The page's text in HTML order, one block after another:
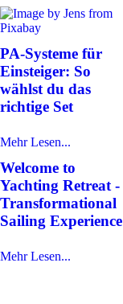
PA-Systeme für
Einsteiger: So
wählst du das
richtige Set
Mehr Lesen...
Welcome to
Yachting Retreat -
Transformational
Sailing Experience
Mehr Lesen...